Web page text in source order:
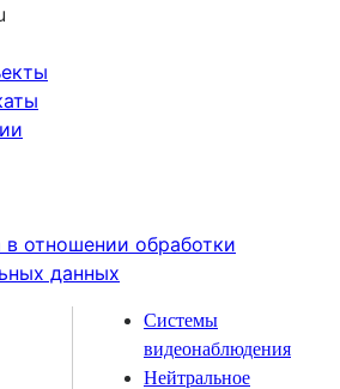
в отношении обработки
данных
Системы
видеонаблюдения
Нейтральное